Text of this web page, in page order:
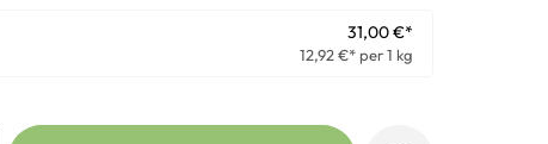
31,00 €*
12,92 €* per 1 kg